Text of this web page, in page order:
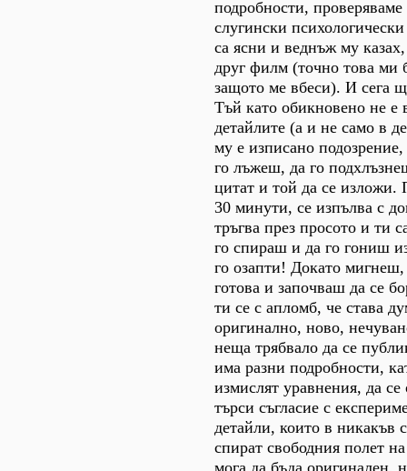
подробности,
слугински
са ясни и веднъж му
друг филм (точно това ми
защото ме вбеси). И сега
Тъй като обикновено не е
детайлите (а и не само в
му е изписано
го лъжеш, да го
цитат и той да се изложи.
30 минути, се изпълва с
тръгва през просото и ти
го спираш и да го гониш
го озапти! Докато мигнеш,
готова и започваш да се
ти се с апломб, че става
оригинално, ново,
неща трябвало да се
има разни подробности,
измислят уравнения, да се
търси съгласие с
детайли, които в никакъв
спират свободния полет
мога да бъда оригинален,